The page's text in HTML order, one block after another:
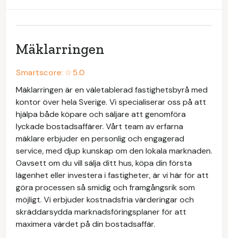
Mäklarringen
Smartscore: ☆5.0
Mäklarringen är en väletablerad fastighetsbyrå med
kontor över hela Sverige. Vi specialiserar oss på att
hjälpa både köpare och säljare att genomföra
lyckade bostadsaffärer. Vårt team av erfarna
mäklare erbjuder en personlig och engagerad
service, med djup kunskap om den lokala marknaden.
Oavsett om du vill sälja ditt hus, köpa din första
lägenhet eller investera i fastigheter, är vi här för att
göra processen så smidig och framgångsrik som
möjligt. Vi erbjuder kostnadsfria värderingar och
skräddarsydda marknadsföringsplaner för att
maximera värdet på din bostadsaffär.